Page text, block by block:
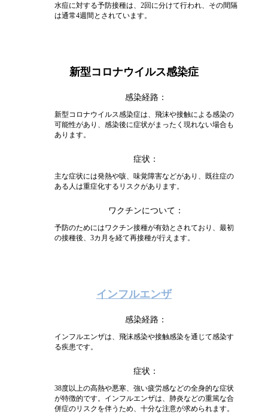
水痘に対する予防接種は、2回に分けて行われ、その間隔
は通常4週間とされています。
新型コロナウイルス感染症
感染経路
新型コロナウイルス感染症は、飛沫や接触による感染の
可能性があり、感染後に症状がまったく現れない場合も
あります。
症状
主な症状には発熱や咳、味覚障害などがあり、既往症の
ある人は重症化するリスクがあります。
ワクチンについて
予防のためにはワクチン接種が有効とされており、最初
の接種後、3カ月を経て再接種が行えます。
インフルエンザ
感染経路
インフルエンザは、飛沫感染や接触感染を通じて感染す
る疾患です。
症状
38度以上の高熱や悪寒、強い疲労感などの全身的な症状
が特徴的です。インフルエンザは、肺炎などの重篤な合
併症のリスクを伴うため、十分な注意が求められます。